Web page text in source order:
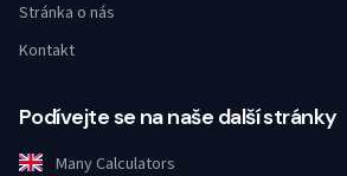
Stránka o nás
Kontakt
Podívejte se na naše další stránky
Many Calculators